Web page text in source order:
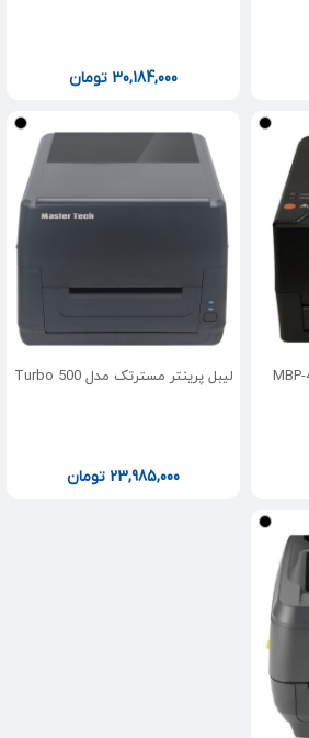
30,184,000 تومان
لیبل پرینتر مسترتک مدل Turbo 500
23,985,000 تومان